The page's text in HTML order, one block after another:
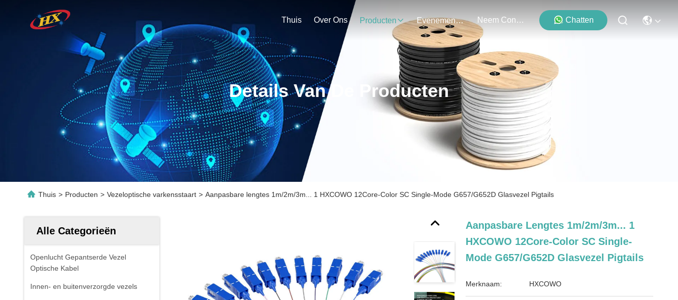
Thuis Over Ons Producten Evenementen Neem Contact Met Ons Op Chatten
Details Van De Producten
Thuis > Producten > Vezeloptische varkensstaart > Aanpasbare lengtes 1m/2m/3m... 1 HXCOWO 12Core-Color SC Single-Mode G657/G652D Glasvezel Pigtails
Alle Categorieën
Openlucht Gepantserde Vezel
Optische Kabel
Innen- en buitenverzorgde vezels
Aanpasbare Lengtes 1m/2m/3m... 1
HXCOWO 12Core-Color SC Single-
Mode G657/G652D Glasvezel Pigtails
Merknaam: HXCOWO